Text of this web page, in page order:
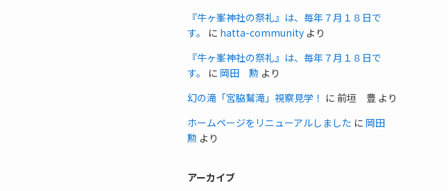
『牛ヶ峯神社の祭礼』は、毎年７月１８日で
す。
に hatta-community より
『牛ヶ峯神社の祭礼』は、毎年７月１８日で
す。
に 岡田 勲 より
幻の滝「宮脇鷲滝」視察見学！ に 前垣 豊 より
ホームページをリニューアルしました に 岡田
勲 より
アーカイブ